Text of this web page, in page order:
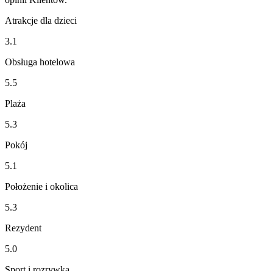
Atrakcje dla dzieci
3.1
Obsługa hotelowa
5.5
Plaża
5.3
Pokój
5.1
Położenie i okolica
5.3
Rezydent
5.0